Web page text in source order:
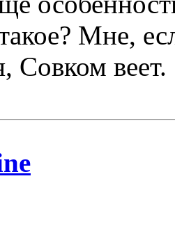
Мне,
Совком веет.